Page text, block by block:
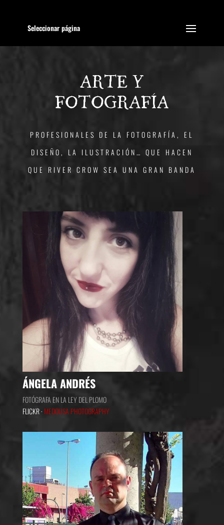
Seleccionar página
ARTE Y
FOTOGRAFÍA
PROFESIONALES DE LA FOTOGRAFÍA, EL
DISEÑO, LA ILUSTRACIÓN… QUE HACEN
QUE RIVER CROW SEA UNA GRAN BANDA
ÁNGELA ANDRÉS
FOTÓGRAFA EN LA LEY DEL PLOMO
FLICKR · MEDOUSA PHOTOGRAPHY